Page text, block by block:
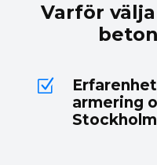
Varför
Z
armering
Stockholm